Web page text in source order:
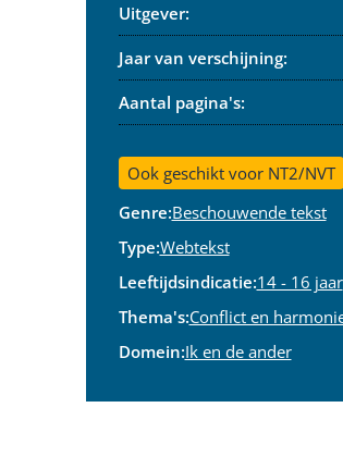
Uitgever:
Jaar van verschijning:
Aantal pagina's:
Ook geschikt voor NT2/NVT
Genre:Beschouwende tekst
Type:Webtekst
Leeftijdsindicatie:14 - 16 jaar
Thema's:Conflict en
Domein:Ik en de ander